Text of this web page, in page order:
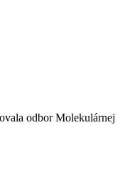
odbor Molekulárnej